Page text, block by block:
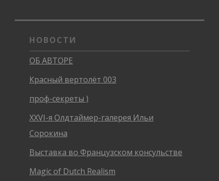
НОВОСТИ
ОБ АВТОРЕ
Красный вертолёт 003
проф-секреты )
XXVI-я Олдтаймер-галерея Ильи
Сорокина
Выставка во Французском консульстве
Magic of Dutch Realism